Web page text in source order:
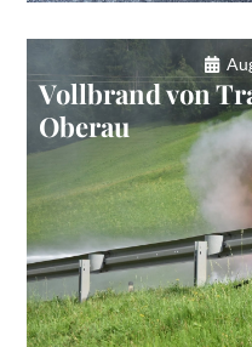
Vollbrand von
Oberau